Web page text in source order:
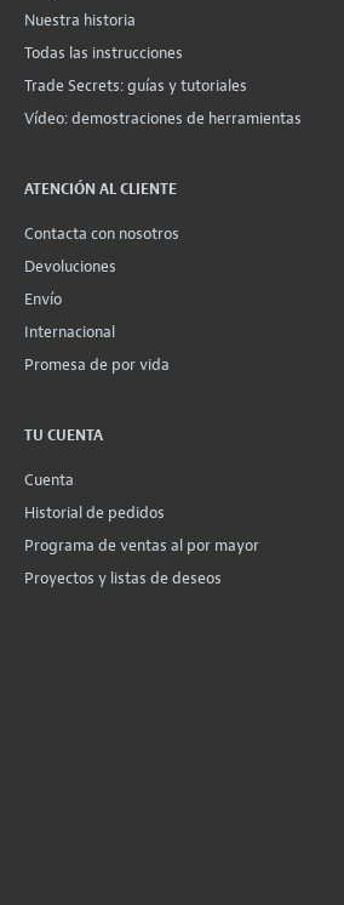
Nuestra historia
Todas las instrucciones
Trade Secrets: guías y tutoriales
Vídeo: demostraciones de herramientas
ATENCIÓN AL CLIENTE
Contacta con nosotros
Devoluciones
Envío
Internacional
Promesa de por vida
TU CUENTA
Cuenta
Historial de pedidos
Programa de ventas al por mayor
Proyectos y listas de deseos